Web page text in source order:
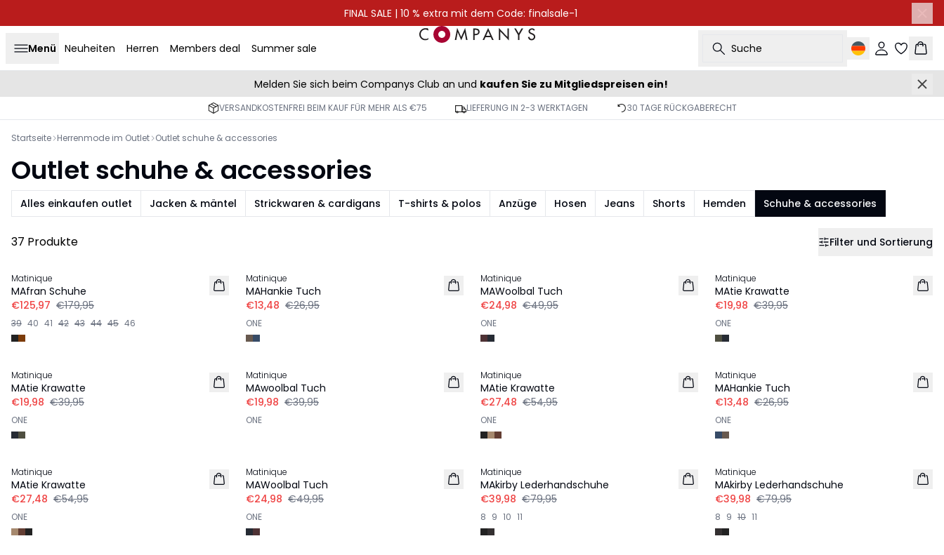
FINAL SALE | 10 % extra mit dem Code: finalsale-1
Menü Neuheiten Herren Members deal Summer sale Suche Einloggen
Melden Sie sich beim Companys Club an und kaufen Sie zu Mitgliedspreisen ein!
VERSANDKOSTENFREI BEIM KAUF FÜR MEHR ALS €75 LIEFERUNG IN 2-3 WERKTAGEN 30 TAGE RÜCKGABERECHT
Startseite Herrenmode im Outlet Outlet schuhe & accessories
Outlet schuhe & accessories
Alles einkaufen outlet Jacken & mäntel Strickwaren & cardigans T-shirts & polos Anzüge Hosen Jeans Shorts Hemden Schuhe & accessories
37 Produkte Filter und Sortierung
Matinique
MAfran Schuhe
€125,97 €179,95
39 40 41 42 43 44 45 46
Matinique
MAHankie Tuch
€13,48 €26,95
ONE
Matinique
MAWoolbal Tuch
€24,98 €49,95
ONE
Matinique
MAtie Krawatte
€19,98 €39,95
ONE
Matinique
MAtie Krawatte
€19,98 €39,95
ONE
Matinique
MAwoolbal Tuch
€19,98 €39,95
ONE
Matinique
MAtie Krawatte
€27,48 €54,95
ONE
Matinique
MAHankie Tuch
€13,48 €26,95
ONE
Matinique
MAtie Krawatte
€27,48 €54,95
ONE
Matinique
MAWoolbal Tuch
€24,98 €49,95
ONE
Matinique
MAkirby Lederhandschuhe
€39,98 €79,95
8 9 10 11
Matinique
MAkirby Lederhandschuhe
€39,98 €79,95
8 9 10 11